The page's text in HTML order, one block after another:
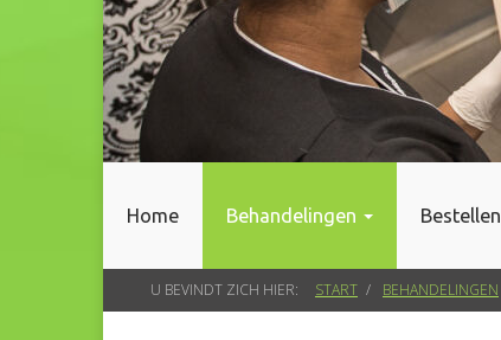
Home Behandelingen Bestellen
U BEVINDT ZICH HIER: START BEHANDELINGEN